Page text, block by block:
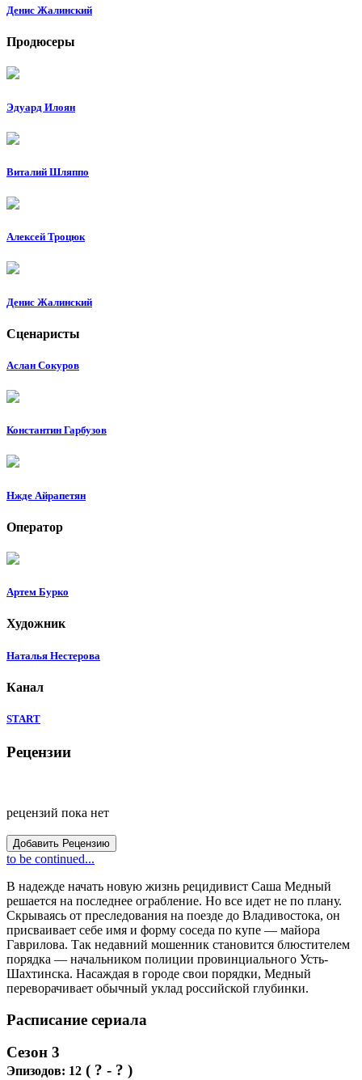
Денис Жалинский
Продюсеры
Эдуард Илоян
Виталий Шляппо
Алексей Троцюк
Денис Жалинский
Сценаристы
Аслан Сокуров
Константин Гарбузов
Нжде Айрапетян
Оператор
Артем Бурко
Художник
Наталья Нестерова
Канал
START
Рецензии
рецензий пока нет
Добавить Рецензию
to be continued...
В надежде начать новую жизнь рецидивист Саша Медный
решается на последнее ограбление. Но все идет не по плану.
Скрываясь от преследования на поезде до Владивостока, он
присваивает себе имя и форму соседа по купе — майора
Гаврилова. Так недавний мошенник становится блюстителем
порядка — начальником полиции провинциального Усть-
Шахтинска. Насаждая в городе свои порядки, Медный
переворачивает обычный уклад российской глубинки.
Расписание сериала
Сезон 3
Эпизодов: 12 ( ? - ? )